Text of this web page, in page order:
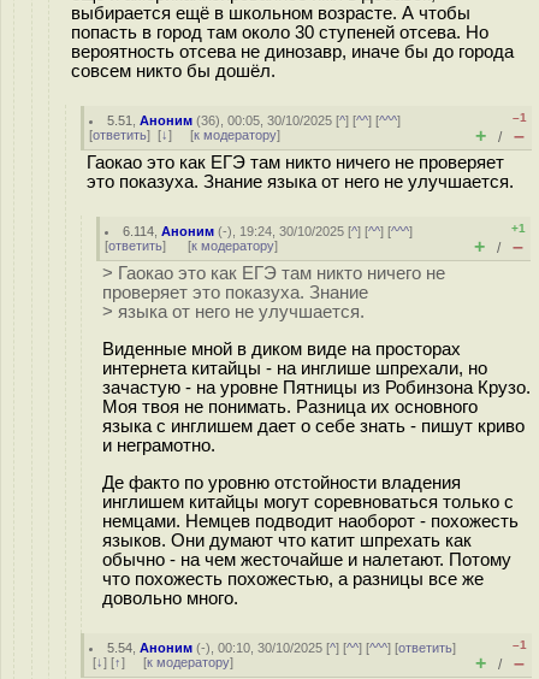
выбирается ещё в школьном возрасте. А чтобы
попасть в город там около 30 ступеней отсева. Но
вероятность отсева не динозавр, иначе бы до города
совсем никто бы дошёл.
5.51 ,Аноним (36), 00:05, 30/10/2025 [^] [^^] [^^^]
[ответить] [↓] [к модератору]
–1
+ / –
Гаокао это как ЕГЭ там никто ничего не проверяет
это показуха. Знание языка от него не улучшается.
6.114 ,Аноним (-), 19:24, 30/10/2025 [^] [^^] [^^^]
[ответить] [к модератору]
+1
+ / –
> Гаокао это как ЕГЭ там никто ничего не
проверяет это показуха. Знание
> языка от него не улучшается.
Виденные мной в диком виде на просторах
интернета китайцы - на инглише шпрехали, но
зачастую - на уровне Пятницы из Робинзона Крузо.
Моя твоя не понимать. Разница их основного
языка с инглишем дает о себе знать - пишут криво
и неграмотно.
Де факто по уровню отстойности владения
инглишем китайцы могут соревноваться только с
немцами. Немцев подводит наоборот - похожесть
языков. Они думают что катит шпрехать как
обычно - на чем жесточайше и налетают. Потому
что похожесть похожестью, а разницы все же
довольно много.
5.54 ,Аноним (-), 00:10, 30/10/2025 [^] [^^] [^^^] [ответить]
[↓] [↑] [к модератору]
–1
+ / –